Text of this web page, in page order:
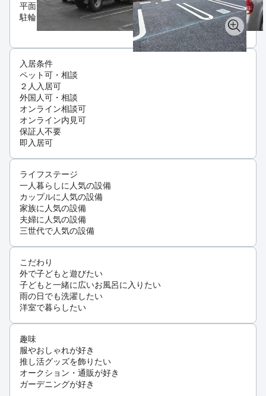
平面駐車場
駐輪場
入居条件
ペット可・相談
２人入居可
外国人可・相談
オンライン相談可
オンライン内見可
保証人不要
即入居可
ライフステージ
一人暮らしに人気の設備
カップルに人気の設備
家族に人気の設備
夫婦に人気の設備
三世代で人気の設備
こだわり
外で子どもと遊びたい
子どもと一緒に広いお風呂に入りたい
雨の日でも洗濯したい
洋室で暮らしたい
趣味
服やおしゃれが好き
推し活グッズを飾りたい
オークション・通販が好き
ガーデニングが好き